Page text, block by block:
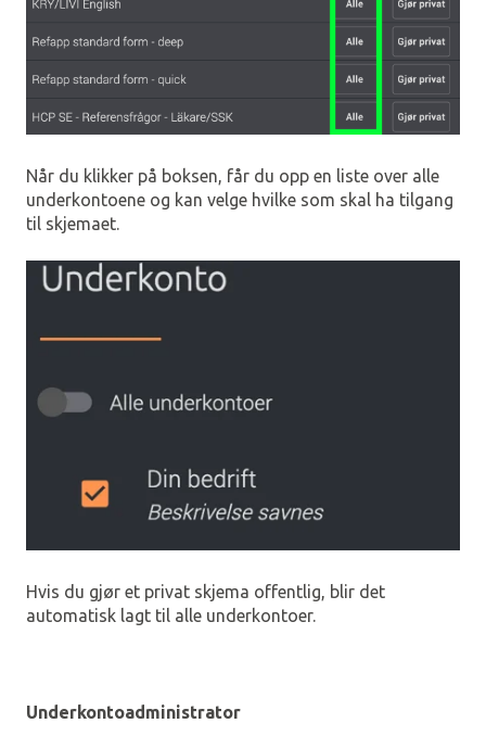
Når du klikker på boksen, får du opp en liste over alle
underkontoene og kan velge hvilke som skal ha tilgang
til skjemaet.
Hvis du gjør et privat skjema offentlig, blir det
automatisk lagt til alle underkontoer.
Underkontoadministrator